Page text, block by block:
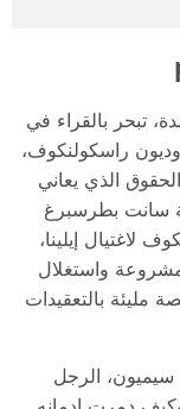
تبحر بالقراء في
راسكولنكوف،
23 عاما، طالب الحقوق الذي يعاني
سانت بطرسبرغ
لاغتيال إيلينا،
مشروعة واستغلال
مليئة بالتعقيدات
الرجل